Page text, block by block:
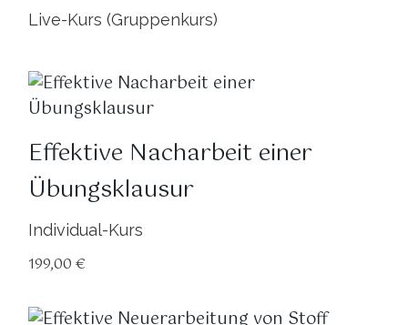
Live-Kurs (Gruppenkurs)
Effektive Nacharbeit einer
Übungsklausur
Individual-Kurs
199,00€